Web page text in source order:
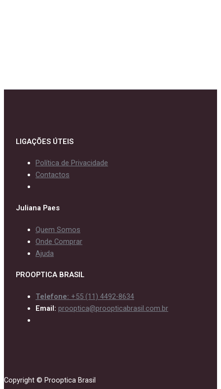
LIGAÇÕES ÚTEIS
Política de Privacidade
Contactos
Juliana Paes
Quem Somos
Onde Comprar
Ajuda
PROOPTICA BRASIL
Telefone: +55 (11) 4492-8634
Email: prooptica@proopticabrasil.com.br
Copyright © Prooptica Brasil